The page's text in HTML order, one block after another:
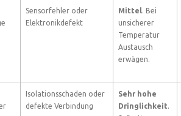
Sensorfehler oder
Elektronikdefekt
Mittel. Bei
unsicherer
Temperatur
Austausch
erwägen.
Isolationsschaden oder
defekte Verbindung
Sehr hohe
Dringlichkeit.